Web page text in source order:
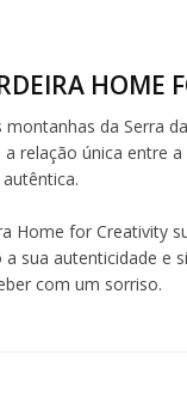
HOME
montanhas da Serra
a relação única entre
Home for Creativity
sua autenticidade e
com um sorriso.